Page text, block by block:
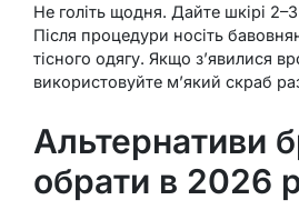
Не голіть щодня. Дайте шкірі
Після процедури носіть
тісного одягу. Якщо з’явилися
використовуйте м’який скраб
Альтернативи
обрати в 2026